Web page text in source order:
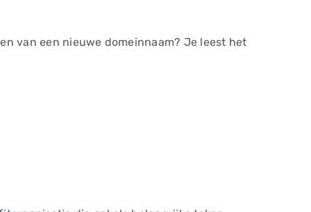
van een nieuwe domeinnaam? Je leest het